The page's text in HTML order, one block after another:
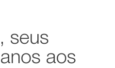
seus
aos